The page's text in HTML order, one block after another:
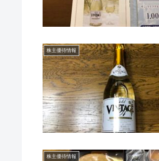
株主優待情報
株主優待情報